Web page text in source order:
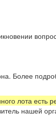
Более
лота есть
нашей